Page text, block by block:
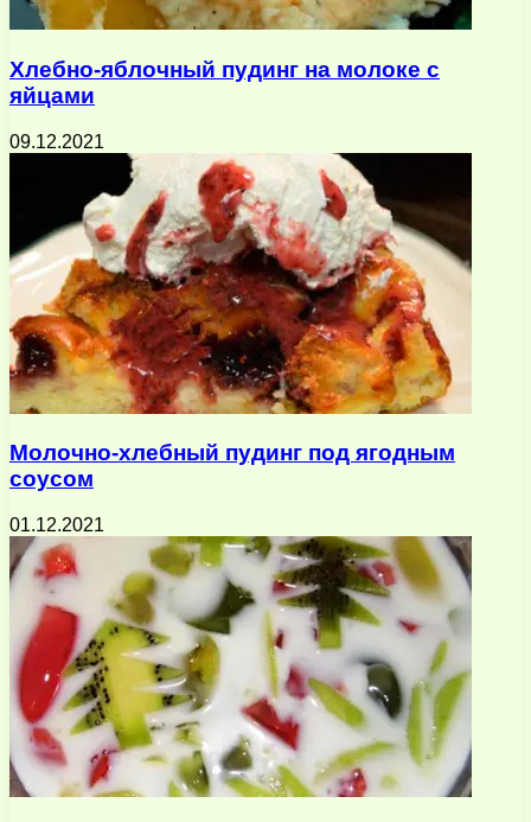
Хлебно-яблочный пудинг на молоке с
яйцами
09.12.2021
Молочно-хлебный пудинг под ягодным
соусом
01.12.2021